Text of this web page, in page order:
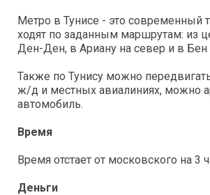
Метро в Тунисе - это современный
ходят по заданным маршрутам: из
Ден-Ден, в Ариану на север и в Бен
Также по Тунису можно
ж/д и местных авиалиниях, можно
автомобиль.
Время
Время отстает от московского на 3
Деньги